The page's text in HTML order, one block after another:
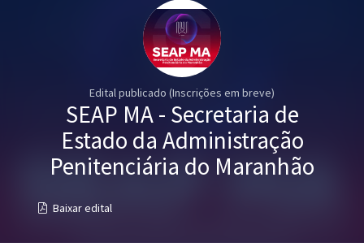
Graduação
Mentorias
Edital publicado (Inscrições em breve)
SEAP MA - Secretaria de
Estado da Administração
Penitenciária do Maranhão
Baixar edital